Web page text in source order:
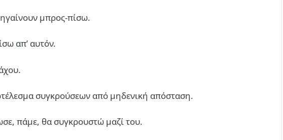
μπρος-πίσω.
απ’ αυτόν.
συγκρούσεων από μηδενική απόσταση.
πάμε, θα συγκρουστώ μαζί του.